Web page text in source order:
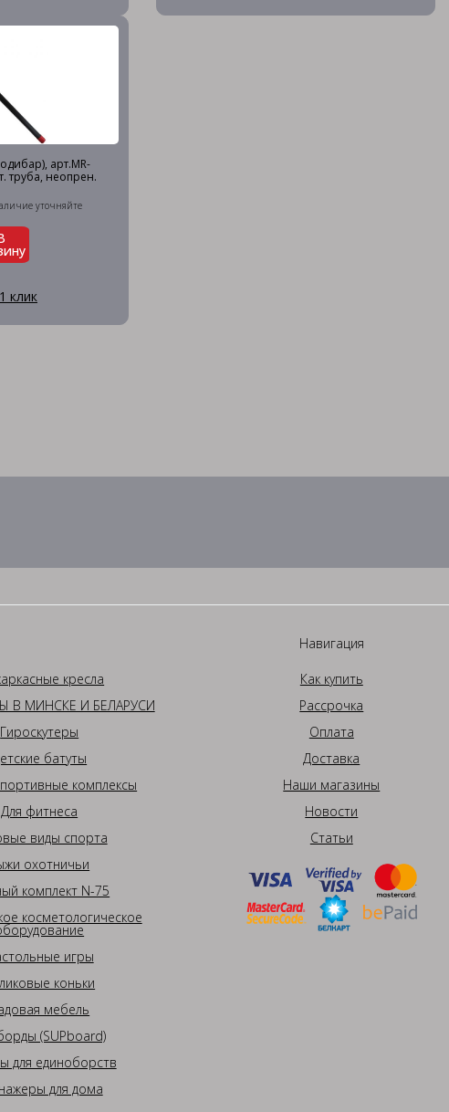
арт.MR-
труба, неопрен.
уточняйте
клик
кресла
В МИНСКЕ И БЕЛАРУСИ
Гироскутеры
батуты
комплексы
Для фитнеса
виды спорта
охотничьи
комплект N-75
косметологическое
игры
коньки
мебель
(SUPboard)
для единоборств
для дома
Навигация
Как купить
Рассрочка
Оплата
Доставка
Наши магазины
Новости
Статьи